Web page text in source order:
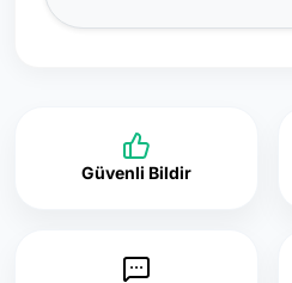
Güvenli Bildir